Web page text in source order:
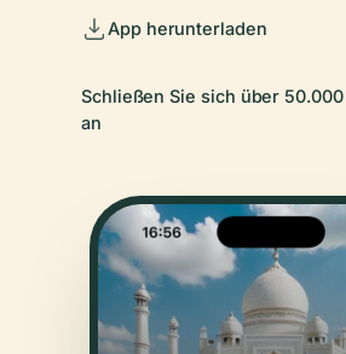
App herunterladen
Schließen Sie sich über
an